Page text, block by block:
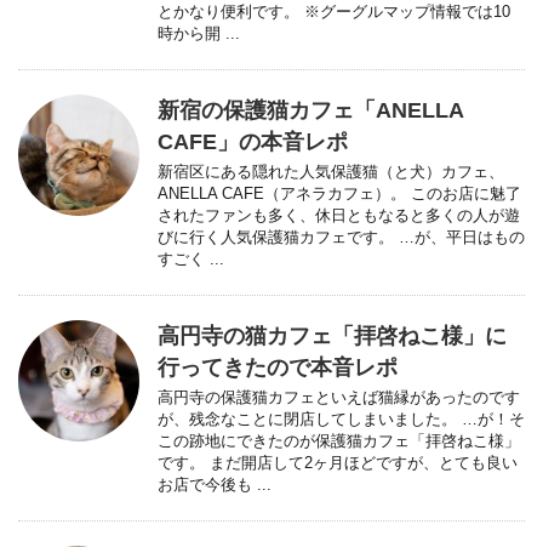
とかなり便利です。 ※グーグルマップ情報では10
時から開 ...
新宿の保護猫カフェ「ANELLA
CAFE」の本音レポ
新宿区にある隠れた人気保護猫（と犬）カフェ、
ANELLA CAFE（アネラカフェ）。 このお店に魅了
されたファンも多く、休日ともなると多くの人が遊
びに行く人気保護猫カフェです。 …が、平日はもの
すごく ...
高円寺の猫カフェ「拝啓ねこ様」に
行ってきたので本音レポ
高円寺の保護猫カフェといえば猫縁があったのです
が、残念なことに閉店してしまいました。 …が！そ
この跡地にできたのが保護猫カフェ「拝啓ねこ様」
です。 まだ開店して2ヶ月ほどですが、とても良い
お店で今後も ...